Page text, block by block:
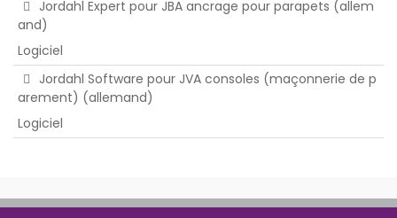
Jordahl Expert pour JBA ancrage pour parapets (allem
and)
Logiciel
Jordahl Software pour JVA consoles (maçonnerie de p
arement) (allemand)
Logiciel